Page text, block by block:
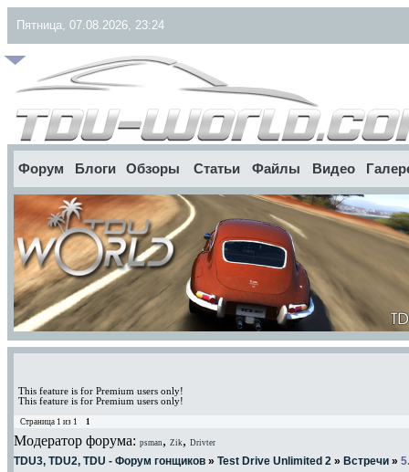
Пятница, 07.08.2026, 23:24
Форум Блоги Обзоры Статьи Файлы Видео
This feature is for Premium users only!
This feature is for Premium users only!
Страница 1 из 1 1
Модератор форума: psman, Zik, Drivter
TDU3, TDU2, TDU - Форум гонщиков » Test Drive Unlimited 2 » Встречи »